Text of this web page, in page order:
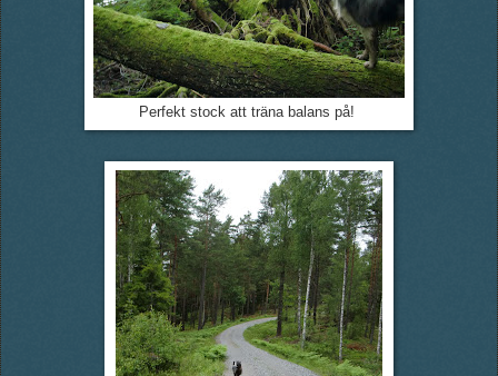
Perfekt stock att träna balans på!